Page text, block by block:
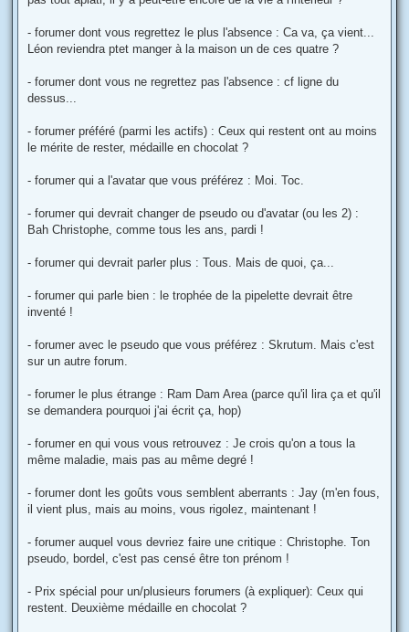
- forumer dont vous regrettez le plus l'absence : Ca va, ça vient...
Léon reviendra ptet manger à la maison un de ces quatre ?
- forumer dont vous ne regrettez pas l'absence : cf ligne du
dessus...
- forumer préféré (parmi les actifs) : Ceux qui restent ont au moins
le mérite de rester, médaille en chocolat ?
- forumer qui a l'avatar que vous préférez : Moi. Toc.
- forumer qui devrait changer de pseudo ou d'avatar (ou les 2) :
Bah Christophe, comme tous les ans, pardi !
- forumer qui devrait parler plus : Tous. Mais de quoi, ça...
- forumer qui parle bien : le trophée de la pipelette devrait être
inventé !
- forumer avec le pseudo que vous préférez : Skrutum. Mais c'est
sur un autre forum.
- forumer le plus étrange : Ram Dam Area (parce qu'il lira ça et qu'il
se demandera pourquoi j'ai écrit ça, hop)
- forumer en qui vous vous retrouvez : Je crois qu'on a tous la
même maladie, mais pas au même degré !
- forumer dont les goûts vous semblent aberrants : Jay (m'en fous,
il vient plus, mais au moins, vous rigolez, maintenant !
- forumer auquel vous devriez faire une critique : Christophe. Ton
pseudo, bordel, c'est pas censé être ton prénom !
- Prix spécial pour un/plusieurs forumers (à expliquer): Ceux qui
restent. Deuxième médaille en chocolat ?